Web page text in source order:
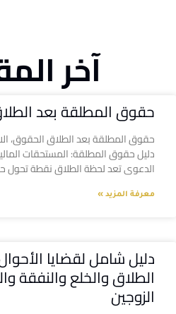
آخر
حقوق المطلقة بعد
حقوق المطلقة بعد الطلاق الحقوق،
دليل حقوق المطلقة: المستحقات
الدعوى تعد لحظة الطلاق نقطة تحول
معرفة المزيد »
دليل شامل لقضايا
الطلاق والخلع والنفقة
الزوجين